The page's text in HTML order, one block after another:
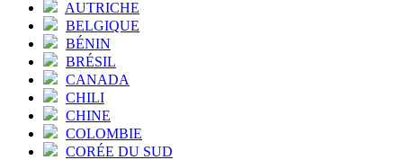
AUTRICHE
BELGIQUE
BÉNIN
BRÉSIL
CANADA
CHILI
CHINE
COLOMBIE
CORÉE DU SUD